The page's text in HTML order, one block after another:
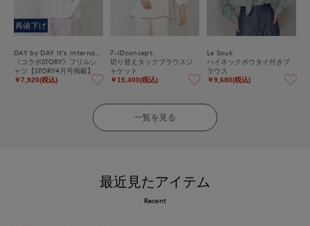
再値下げ
《コラボSTORY》フリルシ
ャツ【STORY4月号掲載】
￥7,920(税込)
7-IDconcept.
切り替えタックブラウスジ
ャケット
￥15,400(税込)
Le Souk
ハイネックボウタイ付きブ
ラウス
￥9,680(税込)
一覧を見る
最近見たアイテム
Recent